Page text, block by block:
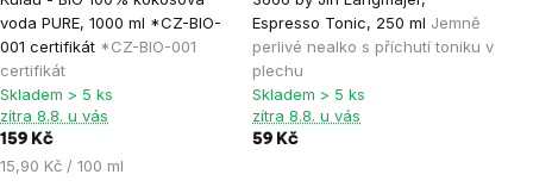
voda PURE, 1000 ml *CZ-BIO-
001 certifikát *CZ-BIO-001
certifikát
hodnocení
produktu
je
0,0
z
Skladem > 5 ks
zítra 8.8. u vás
159 Kč
Měrná
15,90 Kč / 100 ml
Espresso Tonic, 250 ml Jemně
perlivé nealko s příchutí toniku v
plechu
hodnocení
produktu
je
0,0
z
Skladem > 5 ks
zítra 8.8. u vás
59 Kč